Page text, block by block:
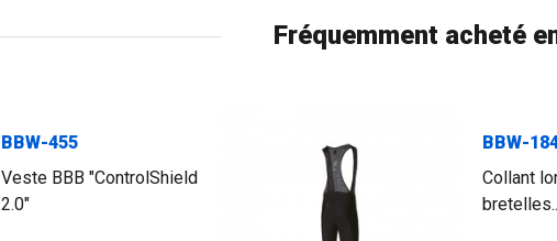
Fréquemment acheté
BBW-455
Veste BBB "ControlShield
2.0"
BBW-
Collant